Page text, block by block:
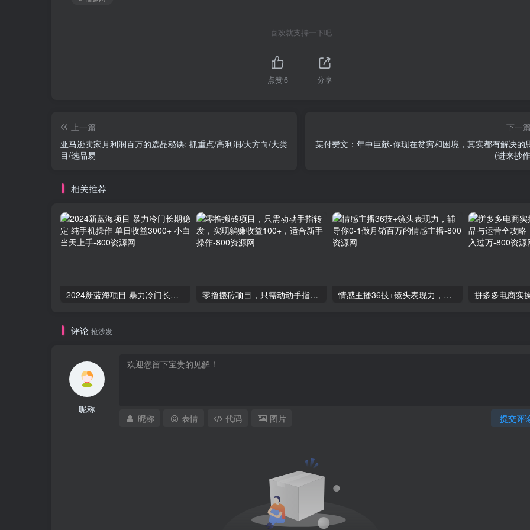
喜欢就支持一下吧
点赞6 分享
上一篇
亚马逊卖家月利润百万的选品秘诀: 抓重点/高利润/大方向/大类
目/选品易
下一篇
某付费文：年中巨献-你现在贫穷和困境，其实都有解决的
(进来抄
相关推荐
2024新蓝海项目 暴力冷门长期稳定 纯手机操作 单日收益3000+ 小白当天上手 零撸搬砖项目，只需动动手指转发，实现躺赚收益100+，适合新手操作 情感主播36技+镜头表现力，辅导你0-1做月销百万的情感主播
评论 抢沙发
昵称
提交评
昵称 表情 代码 图片